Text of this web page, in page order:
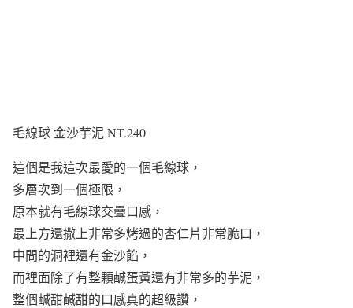
毛線球 金沙芋泥 NT.240
這個是我這次最愛的一個毛線球，
多層次到一個極限，
原本就有毛線球交疊口感，
最上方還撒上非常多烤過的杏仁片非常脆口，
中間的洞裡還有金沙餡，
而裡面除了有整顆鹹蛋黃還有非常多的芋泥，
整個鹹甜鹹甜的口感真的超級讚，